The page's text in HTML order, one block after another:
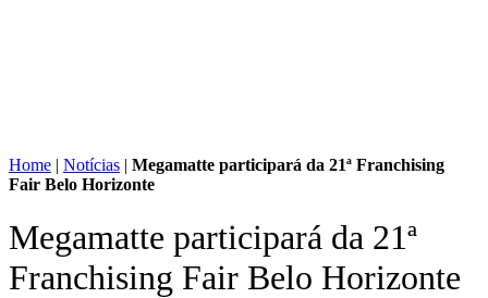
Home | Notícias | Megamatte participará da 21ª Franchising
Fair Belo Horizonte
Megamatte participará da 21ª
Franchising Fair Belo Horizonte